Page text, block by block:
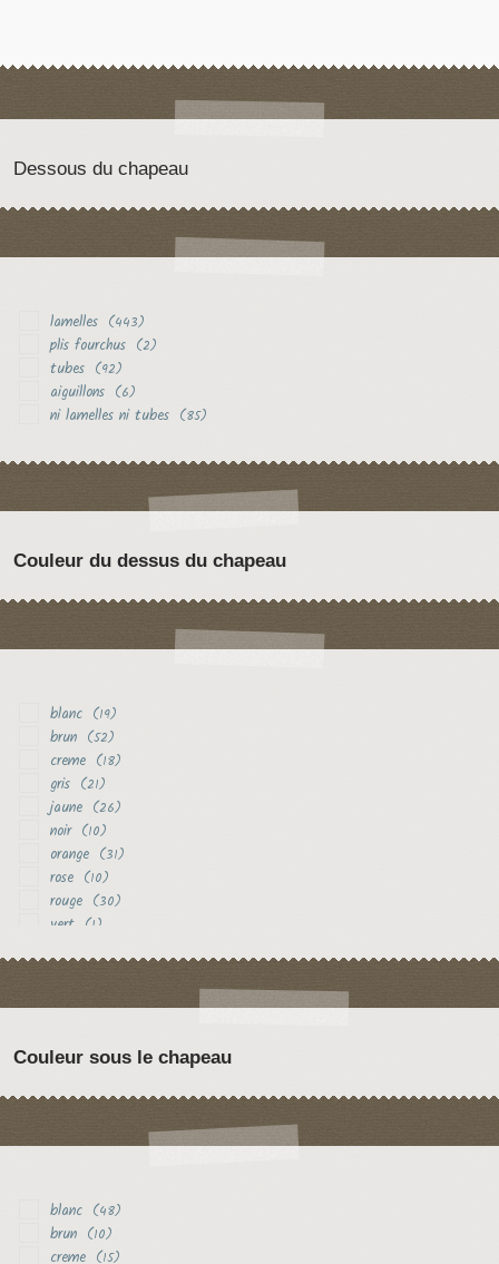
Dessous du chapeau
lamelles (443)
plis fourchus (2)
tubes (92)
aiguillons (6)
ni lamelles ni tubes (85)
Couleur du dessus du chapeau
blanc (19)
brun (52)
creme (18)
gris (21)
jaune (26)
noir (10)
orange (31)
rose (10)
rouge (30)
vert (1)
Couleur sous le chapeau
blanc (48)
brun (10)
creme (15)